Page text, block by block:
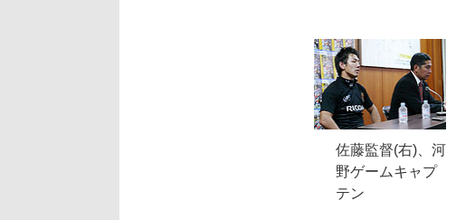
佐藤監督(右)、河
野ゲームキャプ
テン